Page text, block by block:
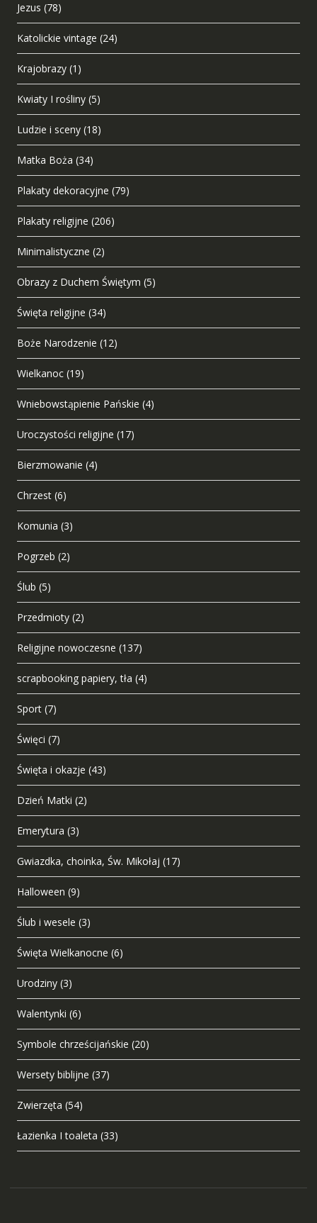
Jezus (78)
Katolickie vintage (24)
Krajobrazy (1)
Kwiaty I rośliny (5)
Ludzie i sceny (18)
Matka Boża (34)
Plakaty dekoracyjne (79)
Plakaty religijne (206)
Minimalistyczne (2)
Obrazy z Duchem Świętym (5)
Święta religijne (34)
Boże Narodzenie (12)
Wielkanoc (19)
Wniebowstąpienie Pańskie (4)
Uroczystości religijne (17)
Bierzmowanie (4)
Chrzest (6)
Komunia (3)
Pogrzeb (2)
Ślub (5)
Przedmioty (2)
Religijne nowoczesne (137)
scrapbooking papiery, tła (4)
Sport (7)
Święci (7)
Święta i okazje (43)
Dzień Matki (2)
Emerytura (3)
Gwiazdka, choinka, Św. Mikołaj (17)
Halloween (9)
Ślub i wesele (3)
Święta Wielkanocne (6)
Urodziny (3)
Walentynki (6)
Symbole chrześcijańskie (20)
Wersety biblijne (37)
Zwierzęta (54)
Łazienka I toaleta (33)